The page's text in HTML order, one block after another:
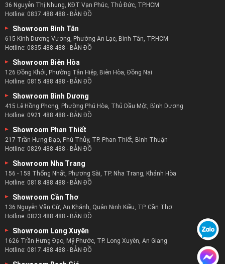
36 Nguyễn Thị Nhung, KĐT Vạn Phúc, Thủ Đức, TP.HCM
Hotline: 0837.488.488 - BẢN ĐỒ
Showroom Bình Tân
615 Kinh Dương Vương, Phường An Lạc, Bình Tân, TP.HCM
Hotline: 0835.488.488 - BẢN ĐỒ
Showroom Biên Hòa
126 Đồng Khởi, Phường Tân Hiệp, Biên Hòa, Đồng Nai
Hotline: 0815.488.488 - BẢN ĐỒ
Showroom Bình Dương
415 Lê Hồng Phong, Phường Phú Hòa, Thủ Dầu Một, Bình Dương
Hotline: 0921.488.488 - BẢN ĐỒ
Showroom Phan Thiết
217 Trần Hưng Đạo, Phú Thủy, TP. Phan Thiết, Bình Thuận
Hotline: 0829.488.488 - BẢN ĐỒ
Showroom Nha Trang
156 - 158 Thống Nhất, Phương Sài, TP. Nha Trang, Khánh Hòa
Hotline: 0818.488.488 - BẢN ĐỒ
Showroom Cần Thơ
136 Nguyễn Văn Cừ, An Khánh, Quận Ninh Kiều, TP. Cần Thơ
Hotline: 0823.488.488 - BẢN ĐỒ
Showroom Long Xuyên
1626 Trần Hưng Đạo, Mỹ Phước, TP. Long Xuyên, An Giang
Hotline: 0817.488.488 - BẢN ĐỒ